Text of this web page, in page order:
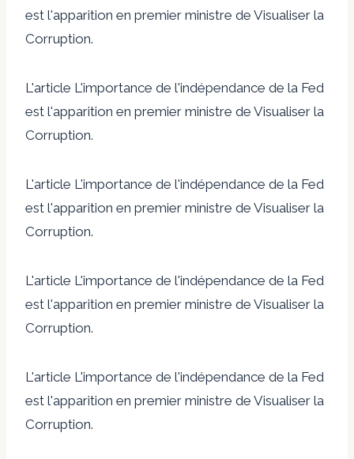
est l'apparition en premier ministre de Visualiser la
Corruption.
L'article L'importance de l'indépendance de la Fed
est l'apparition en premier ministre de Visualiser la
Corruption.
L'article L'importance de l'indépendance de la Fed
est l'apparition en premier ministre de Visualiser la
Corruption.
L'article L'importance de l'indépendance de la Fed
est l'apparition en premier ministre de Visualiser la
Corruption.
L'article L'importance de l'indépendance de la Fed
est l'apparition en premier ministre de Visualiser la
Corruption.